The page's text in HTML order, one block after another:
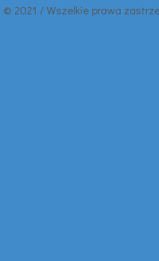
© 2021 / Wszelkie prawa